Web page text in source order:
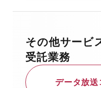
その他サービ
受託業務
データ放